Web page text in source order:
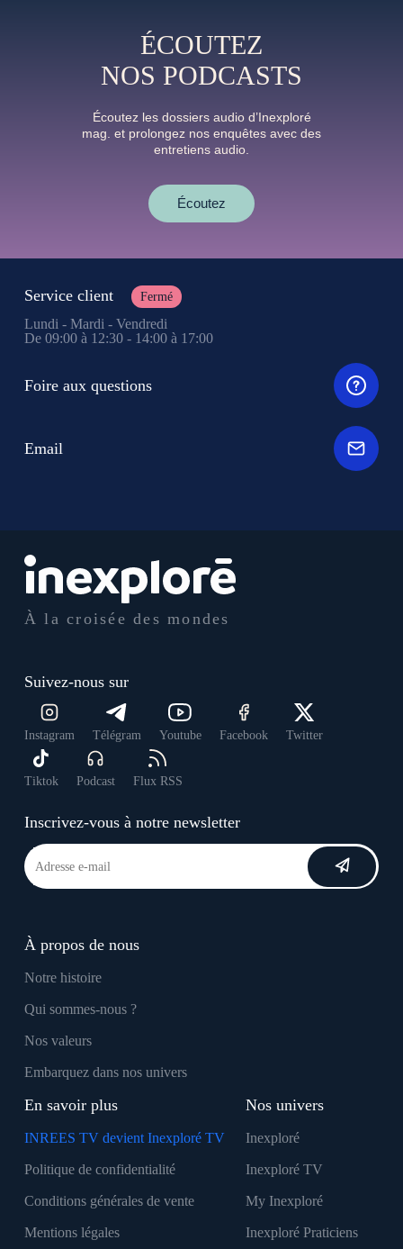
ÉCOUTEZ
NOS PODCASTS
Écoutez les dossiers audio d’Inexploré
mag. et prolongez nos enquêtes avec des
entretiens audio.
Écoutez
À la croisée des mondes
Suivez-nous sur
Instagram Télégram Youtube Facebook Twitter
Tiktok Podcast Flux RSS
Inscrivez-vous à notre newsletter
À propos de nous
Notre histoire
Qui sommes-nous ?
Nos valeurs
Embarquez dans nos univers
En savoir plus
INREES TV devient Inexploré TV
Politique de confidentialité
Conditions générales de vente
Mentions légales
Nos univers
Inexploré
Inexploré TV
My Inexploré
Inexploré Praticiens
Service client Fermé
Lundi - Mardi - Vendredi
De 09:00 à 12:30 - 14:00 à 17:00
Foire aux questions
Email